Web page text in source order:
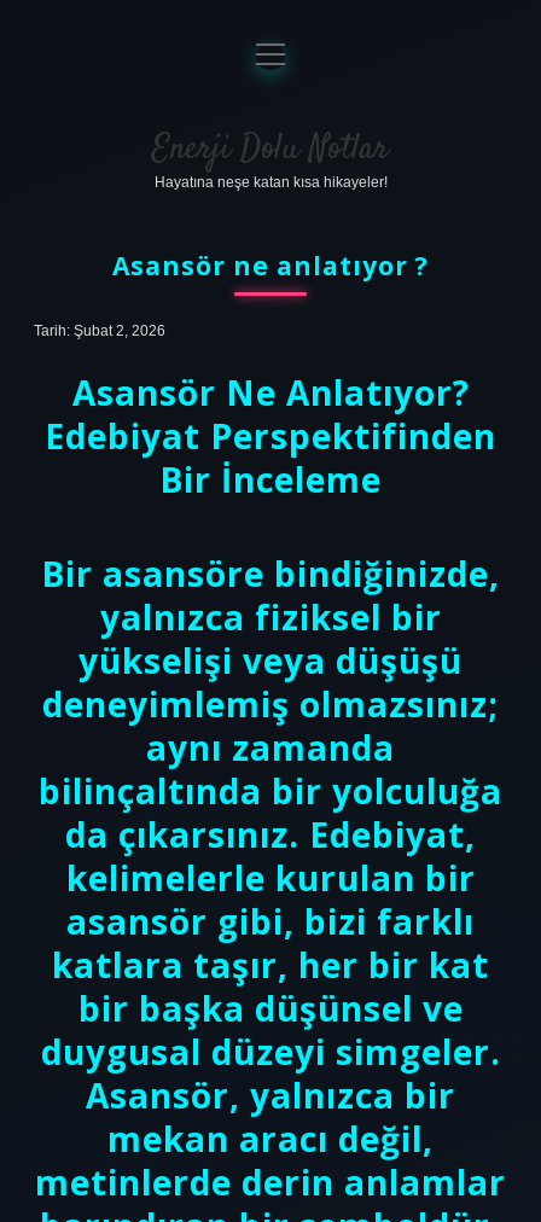
Anasayfa
Gizlilik Politikası
Yasal Uyarı
menüyü
aç
Enerji Dolu Notlar
Hayatına neşe katan kısa hikayeler!
Asansör ne anlatıyor ?
Tarih: Şubat 2, 2026
Asansör Ne Anlatıyor?
Edebiyat Perspektifinden
Bir İnceleme
Bir asansöre bindiğinizde,
yalnızca fiziksel bir
yükselişi veya düşüşü
deneyimlemiş olmazsınız;
aynı zamanda
bilinçaltında bir yolculuğa
da çıkarsınız. Edebiyat,
kelimelerle kurulan bir
asansör gibi, bizi farklı
katlara taşır, her bir kat
bir başka düşünsel ve
duygusal düzeyi simgeler.
Asansör, yalnızca bir
mekan aracı değil,
metinlerde derin anlamlar